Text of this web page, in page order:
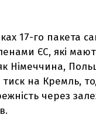
17-го пакета
ЄС, які
Німеччина,
на Кремль,
через